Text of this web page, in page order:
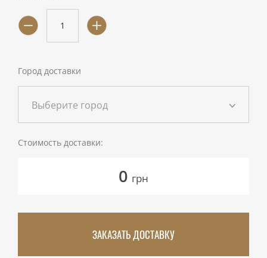
Город доставки
Выберите город
Стоимость доставки:
0 грн
ЗАКАЗАТЬ ДОСТАВКУ